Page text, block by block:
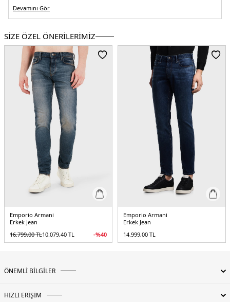
Kalıp Bilgisi :Slim Fit, Düşük Bel, Düz Paça
Manken Ölçüsü :Kilo : 86 kg / Boy : 1.90 cm / Göğüs : 105 cm / Bel : 83 cm /
Üretim Yeri :Mısır
5DY13R1J751D0DZ0941.42
Devamını Gör
SİZE ÖZEL ÖNERİLERİMİZ
Emporio Armani
Erkek Jean
16.799,00TL10.079,40 TL -%40
Emporio Armani
Erkek Jean
14.999,00 TL
ÖNEMLİ BİLGİLER
HIZLI ERİŞİM